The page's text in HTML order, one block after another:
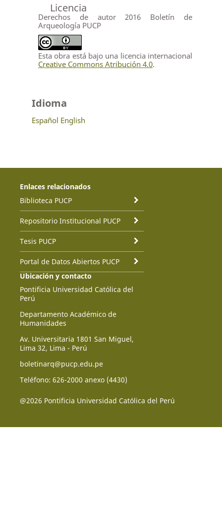
Licencia
Derechos de autor 2016 Boletín de
Arqueología PUCP
Esta obra está bajo una licencia internacional
Creative Commons Atribución 4.0.
Idioma
Español English
Enlaces relacionados
Biblioteca PUCP
Repositorio Institucional PUCP
Tesis PUCP
Portal de Datos Abiertos PUCP
Ubicación y contacto
Pontificia Universidad Católica del
Perú
Departamento Académico de
Humanidades
Av. Universitaria 1801 San Miguel,
Lima 32, Lima - Perú
boletinarq@pucp.edu.pe
Teléfono: 626-2000 anexo (4430)
@2026 Pontificia Universidad Católica del Perú